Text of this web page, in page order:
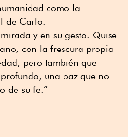
como la
de Carlo.
y en su gesto. Quise
con la frescura propia
pero también que
una paz que no
de su fe.”